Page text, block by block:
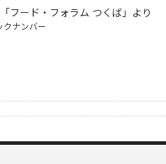
フード・フォラム つくば」より
クナンバー